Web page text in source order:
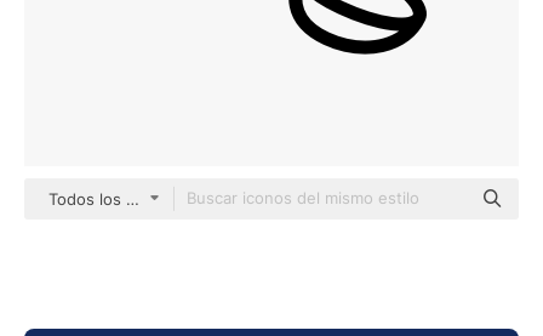
Todos los estilos